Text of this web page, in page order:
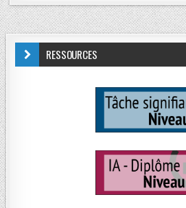
RESSOURCES